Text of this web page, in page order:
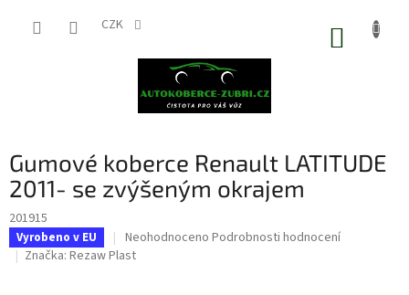
CZK
Gumové koberce Renault LATITUDE
2011- se zvýšeným okrajem
201915
Vyrobeno v EU
Průměrné
hodnocení
Neohodnoceno Podrobnosti hodnocení
Značka: Rezaw Plast